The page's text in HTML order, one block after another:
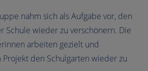
nahm sich als Aufgabe vor, den
Schule wieder zu verschönern. Die
arbeiten gezielt und
den Schulgarten wieder zu